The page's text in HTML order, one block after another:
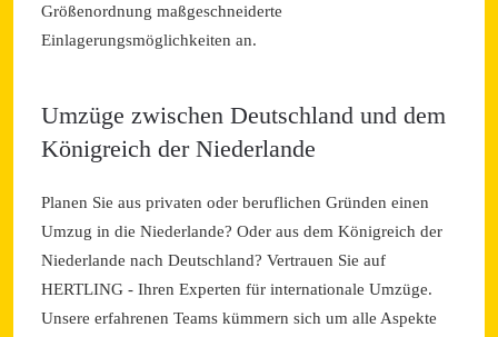
Größenordnung maßgeschneiderte
Einlagerungsmöglichkeiten an.
Umzüge zwischen Deutschland und dem
Königreich der Niederlande
Planen Sie aus privaten oder beruflichen Gründen einen
Umzug in die Niederlande? Oder aus dem Königreich der
Niederlande nach Deutschland? Vertrauen Sie auf
HERTLING - Ihren Experten für internationale Umzüge.
Unsere erfahrenen Teams kümmern sich um alle Aspekte